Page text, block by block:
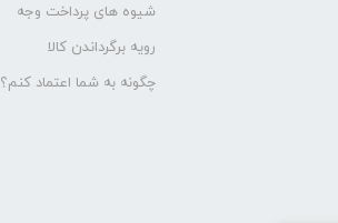
شیوه های پرداخت وجه
رویه برگرداندن کالا
چگونه به شما اعتماد کنم؟